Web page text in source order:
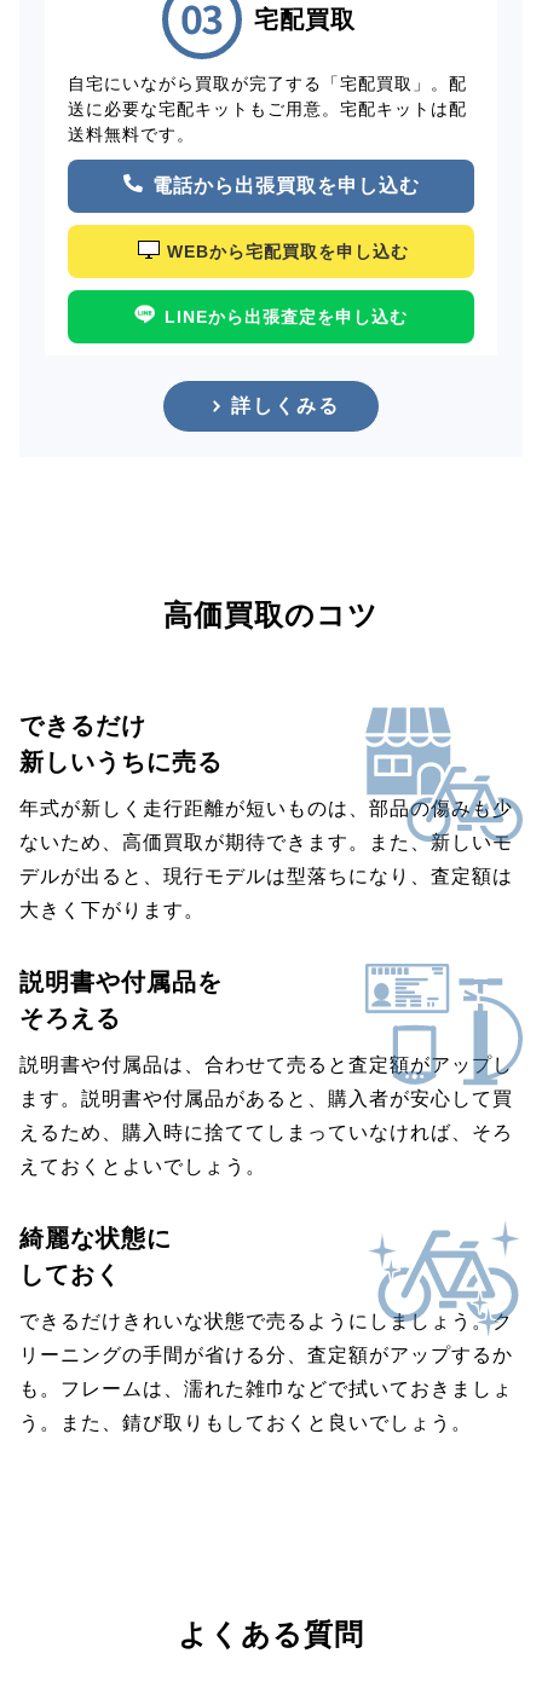
宅配買取
自宅にいながら買取が完了する「宅配買取」。配
送に必要な宅配キットもご用意。宅配キットは配
送料無料です。
電話から出張買取を申し込む
WEBから宅配買取を申し込む
LINEから出張査定を申し込む
詳しくみる
高価買取のコツ
できるだけ
新しいうちに売る
年式が新しく走行距離が短いものは、部品の傷みも少
ないため、高価買取が期待できます。また、新しいモ
デルが出ると、現行モデルは型落ちになり、査定額は
大きく下がります。
説明書や付属品を
そろえる
説明書や付属品は、合わせて売ると査定額がアップし
ます。説明書や付属品があると、購入者が安心して買
えるため、購入時に捨ててしまっていなければ、そろ
えておくとよいでしょう。
綺麗な状態に
しておく
できるだけきれいな状態で売るようにしましょう。ク
リーニングの手間が省ける分、査定額がアップするか
も。フレームは、濡れた雑巾などで拭いておきましょ
う。また、錆び取りもしておくと良いでしょう。
よくある質問